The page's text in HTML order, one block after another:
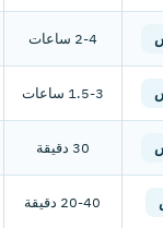
2-4 ساعات
1.5-3 ساعات
30 دقيقة
20-40 دقيقة